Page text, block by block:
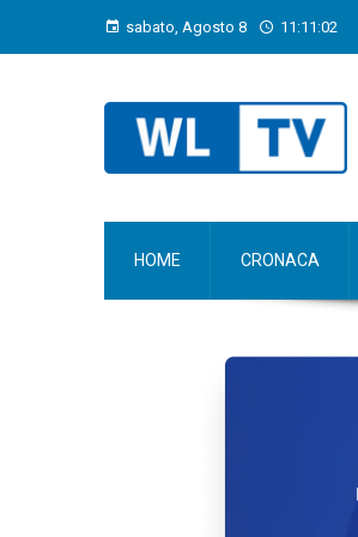
sabato, Agosto 8 11:11:03
HOME CRONACA